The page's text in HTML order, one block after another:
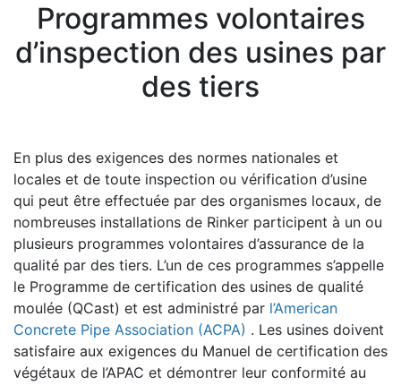
Programmes volontaires
d’inspection des usines par
des tiers
En plus des exigences des normes nationales et
locales et de toute inspection ou vérification d’usine
qui peut être effectuée par des organismes locaux, de
nombreuses installations de Rinker participent à un ou
plusieurs programmes volontaires d’assurance de la
qualité par des tiers. L’un de ces programmes s’appelle
le Programme de certification des usines de qualité
moulée (QCast) et est administré par l’American
Concrete Pipe Association (ACPA) . Les usines doivent
satisfaire aux exigences du Manuel de certification des
végétaux de l’APAC et démontrer leur conformité au